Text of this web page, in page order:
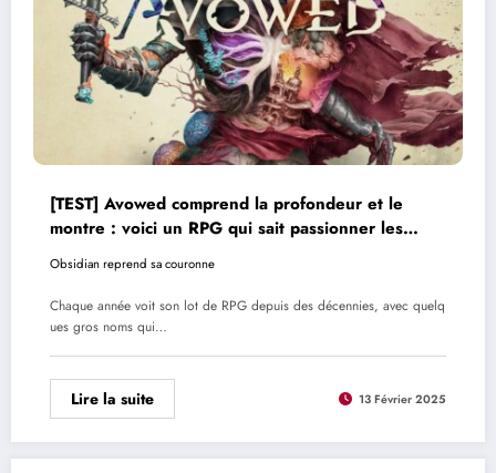
[TEST] Avowed comprend la profondeur et le
montre : voici un RPG qui sait passionner les
joueurs
Obsidian reprend sa couronne
Chaque année voit son lot de RPG depuis des décennies, avec quelq
ues gros noms qui…
Lire la suite 13 Février 2025